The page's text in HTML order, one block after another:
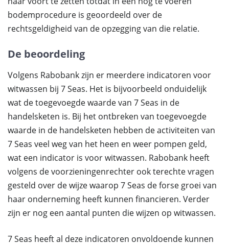
bodemprocedure is geoordeeld over de
rechtsgeldigheid van de opzegging van die relatie.
De beoordeling
Volgens Rabobank zijn er meerdere indicatoren voor
witwassen bij 7 Seas. Het is bijvoorbeeld onduidelijk
wat de toegevoegde waarde van 7 Seas in de
handelsketen is. Bij het ontbreken van toegevoegde
waarde in de handelsketen hebben de activiteiten van
7 Seas veel weg van het heen en weer pompen geld,
wat een indicator is voor witwassen. Rabobank heeft
volgens de voorzieningenrechter ook terechte vragen
gesteld over de wijze waarop 7 Seas de forse groei van
haar onderneming heeft kunnen financieren. Verder
zijn er nog een aantal punten die wijzen op witwassen.
7 Seas heeft al deze indicatoren onvoldoende kunnen